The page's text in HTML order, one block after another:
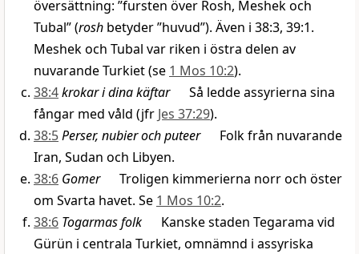
översättning: ”fursten över Rosh, Meshek och
Tubal” (rosh betyder ”huvud”). Även i 38:3, 39:1.
Meshek och Tubal var riken i östra delen av
nuvarande Turkiet (se 1 Mos 10:2).
38:4krokar i dina käftarSå ledde assyrierna sina
fångar med våld (jfr Jes 37:29).
38:5Perser, nubier och puteerFolk från nuvarande
Iran, Sudan och Libyen.
38:6 GomerTroligen kimmerierna norr och öster
om Svarta havet. Se 1 Mos 10:2.
38:6 Togarmas folk Kanske staden Tegarama vid
Gürün i centrala Turkiet, omnämnd i assyriska